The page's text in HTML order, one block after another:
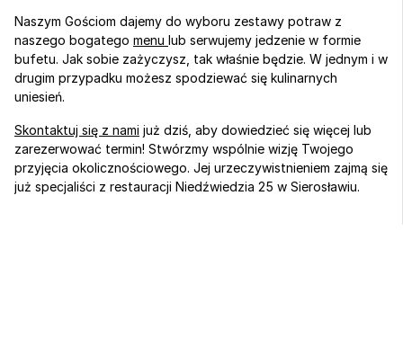
Naszym Gościom dajemy do wyboru zestawy potraw z
naszego bogatego menu lub serwujemy jedzenie w formie
bufetu. Jak sobie zażyczysz, tak właśnie będzie. W jednym i w
drugim przypadku możesz spodziewać się kulinarnych
uniesień.
Skontaktuj się z nami już dziś, aby dowiedzieć się więcej lub
zarezerwować termin! Stwórzmy wspólnie wizję Twojego
przyjęcia okolicznościowego. Jej urzeczywistnieniem zajmą się
już specjaliści z restauracji Niedźwiedzia 25 w Sierosławiu.